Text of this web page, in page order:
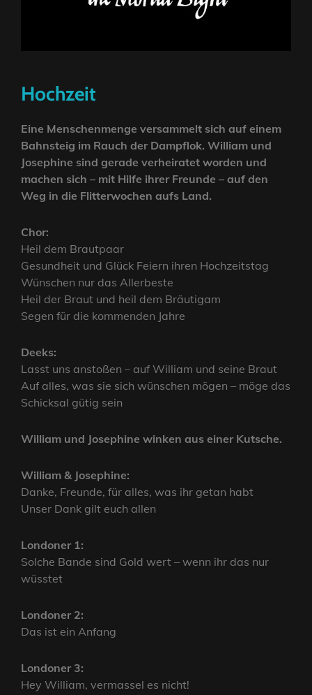
Hochzeit
Eine Menschenmenge versammelt sich auf einem
Bahnsteig im Rauch der Dampflok. William und
Josephine sind gerade verheiratet worden und
machen sich – mit Hilfe ihrer Freunde – auf den
Weg in die Flitterwochen aufs Land.
Chor:
Heil dem Brautpaar
Gesundheit und Glück Feiern ihren Hochzeitstag
Wünschen nur das Allerbeste
Heil der Braut und heil dem Bräutigam
Segen für die kommenden Jahre
Deeks:
Lasst uns anstoßen – auf William und seine Braut
Auf alles, was sie sich wünschen mögen – möge das
Schicksal gütig sein
William und Josephine winken aus einer Kutsche.
William & Josephine:
Danke, Freunde, für alles, was ihr getan habt
Unser Dank gilt euch allen
Londoner 1:
Solche Bande sind Gold wert – wenn ihr das nur
wüsstet
Londoner 2:
Das ist ein Anfang
Londoner 3:
Hey William, vermassel es nicht!